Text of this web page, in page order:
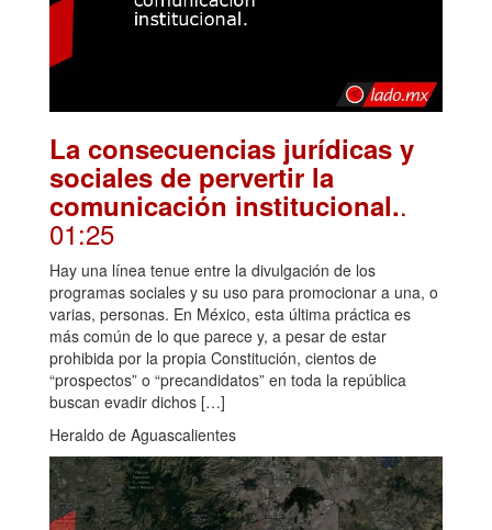
La consecuencias jurídicas y
sociales de pervertir la
comunicación institucional..
01:25
Hay una línea tenue entre la divulgación de los
programas sociales y su uso para promocionar a una, o
varias, personas. En México, esta última práctica es
más común de lo que parece y, a pesar de estar
prohibida por la propia Constitución, cientos de
“prospectos” o “precandidatos” en toda la república
buscan evadir dichos […]
Heraldo de Aguascalientes